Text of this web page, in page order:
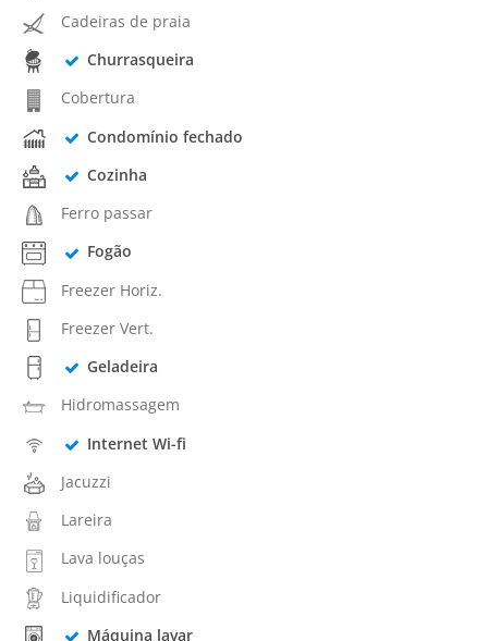
Cadeiras de praia
Churrasqueira
Cobertura
Condomínio fechado
Cozinha
Ferro passar
Fogão
Freezer Horiz.
Freezer Vert.
Geladeira
Hidromassagem
Internet Wi-fi
Jacuzzi
Lareira
Lava louças
Liquidificador
Máquina lavar